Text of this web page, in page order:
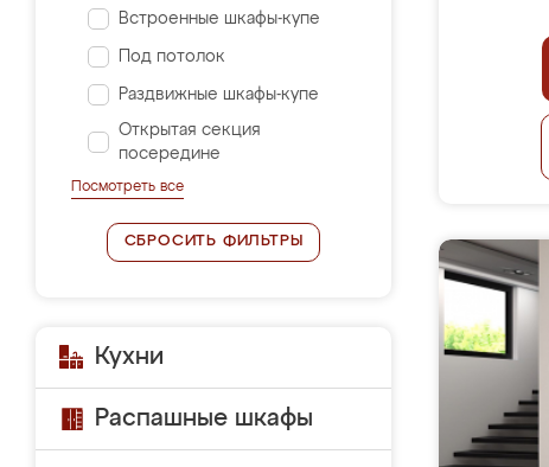
Встроенные шкафы-купе
Под потолок
Раздвижные шкафы-купе
Открытая секция
посередине
Посмотреть все
СБРОСИТЬ ФИЛЬТРЫ
Кухни
Распашные шкафы